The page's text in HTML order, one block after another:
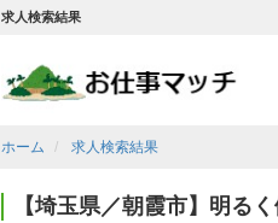
求人検索結果
ホーム 求人検索結果
【埼玉県／朝霞市】明る